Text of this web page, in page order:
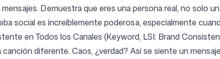
Demuestra que eres una persona real, no solo
social es increíblemente poderosa, especialmente
en Todos los Canales (Keyword, LSI: Brand
diferente. Caos, ¿verdad? Así se siente un